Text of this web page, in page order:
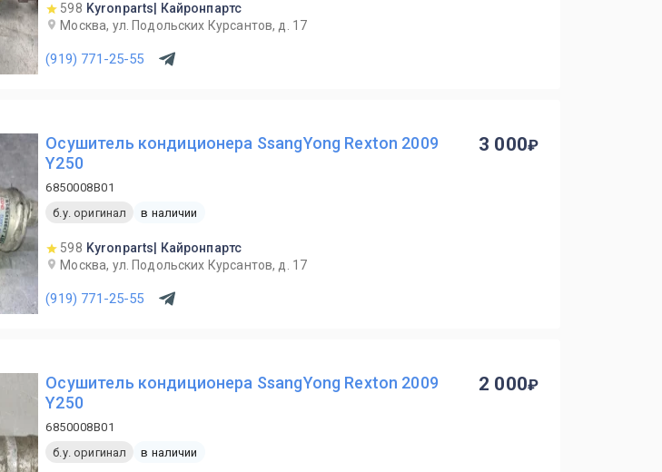
598 Kyronparts| Кайронпартс
Москва, ул. Подольских Курсантов, д. 17
(919) 771-25-55
Осушитель кондиционера SsangYong Rexton 2009
Y250
6850008B01
б.у. оригинал
в наличии
598 Kyronparts| Кайронпартс
Москва, ул. Подольских Курсантов, д. 17
(919) 771-25-55
3 000
Осушитель кондиционера SsangYong Rexton 2009
Y250
6850008B01
б.у. оригинал
в наличии
2 000